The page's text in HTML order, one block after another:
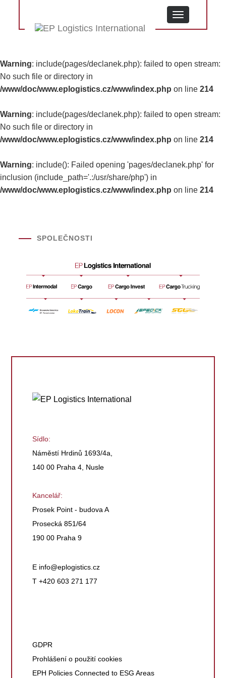
MENU
Warning: include(pages/declanek.php): failed to open stream:
No such file or directory in
/www/doc/www.eplogistics.cz/www/index.php on line 214
Warning: include(pages/declanek.php): failed to open stream:
No such file or directory in
/www/doc/www.eplogistics.cz/www/index.php on line 214
Warning: include(): Failed opening 'pages/declanek.php' for
inclusion (include_path='.:/usr/share/php') in
/www/doc/www.eplogistics.cz/www/index.php on line 214
SPOLEČNOSTI
Sídlo:
Náměstí Hrdinů 1693/4a,
140 00 Praha 4, Nusle
Kancelář:
Prosek Point - budova A
Prosecká 851/64
190 00 Praha 9
E info@eplogistics.cz
T +420 603 271 177
GDPR
Prohlášení o použití cookies
EPH Policies Connected to ESG Areas